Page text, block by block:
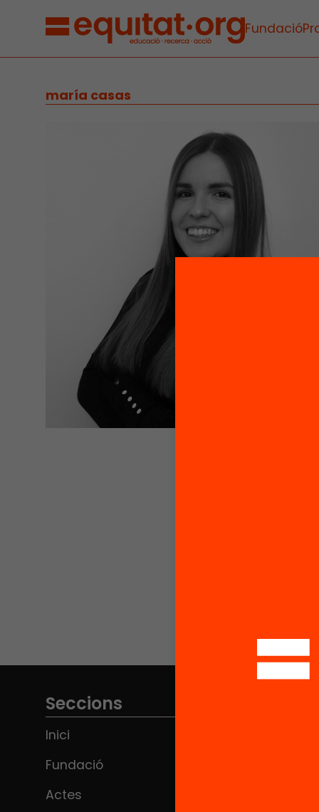
Fundació
maría casas
Seccions
Inici
Fundació
Actes